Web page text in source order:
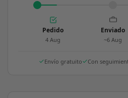
Pedido
4 Aug
Enviado
~6 Aug
Envío gratuito Con